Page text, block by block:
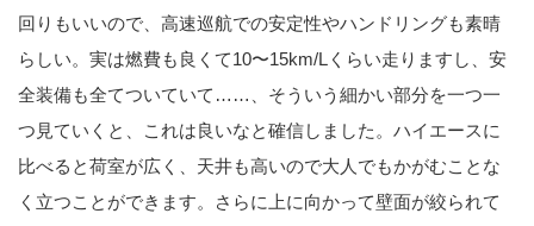
回りもいいので、高速巡航での安定性やハンドリングも素晴
らしい。実は燃費も良くて10〜15km/Lくらい走りますし、安
全装備も全てついていて……、そういう細かい部分を一つ一
つ見ていくと、これは良いなと確信しました。ハイエースに
比べると荷室が広く、天井も高いので大人でもかがむことな
く立つことができます。さらに上に向かって壁面が絞られて